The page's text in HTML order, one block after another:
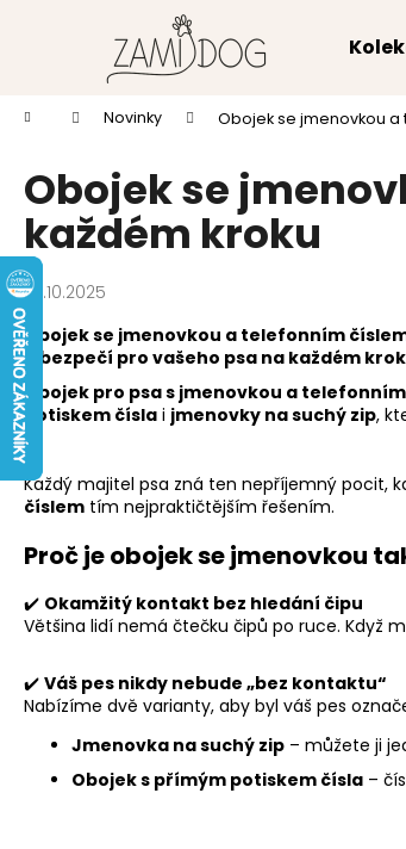
Domů Novinky Obojek se jmenovkou
Obojek se
každém kroku
23.10.2025
Obojek se jmenovkou a telefonním
– bezpečí pro vašeho psa na každém
Obojek pro psa s jmenovkou a
potiskem čísla i jmenovky na suchý zip,
Každý majitel psa zná ten nepříjemný pocit,
číslem tím nejpraktičtějším řešením.
Proč je obojek se jmenovkou
✔️ Okamžitý kontakt bez hledání čipu
Většina lidí nemá čtečku čipů po ruce. Když
✔️ Váš pes nikdy nebude „bez kontaktu“
Nabízíme dvě varianty, aby byl váš pes
Jmenovka na suchý zip – můžete ji
Obojek s přímým potiskem čísla –
Zpět
obchodu
Zpět
obchodu